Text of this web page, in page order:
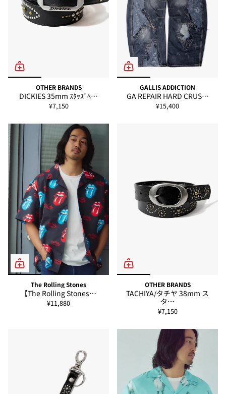
OTHER BRANDS
DICKIES 35mm ｽﾀｯｽﾞﾍ…
¥7,150
GALLIS ADDICTION
GA REPAIR HARD CRUS…
¥15,400
The Rolling Stones
【The Rolling Stones…
¥11,880
OTHER BRANDS
TACHIYA/タチヤ 38mm ス
タ…
¥7,150